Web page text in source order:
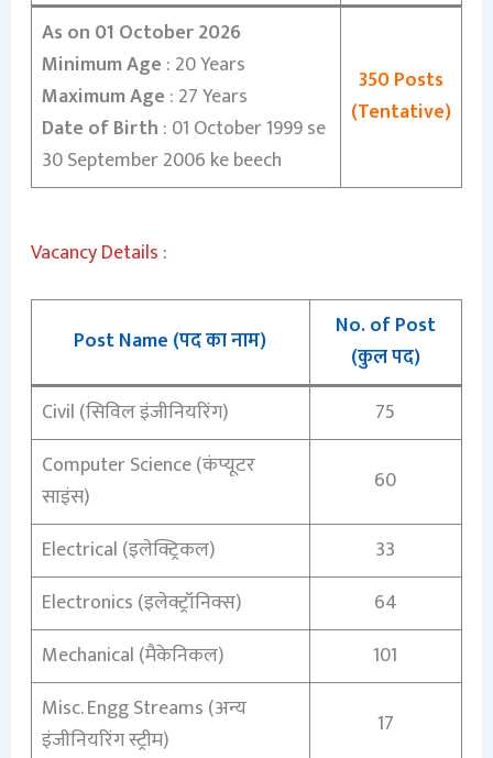
As on 01 October 2026
Minimum Age : 20 Years
Maximum Age : 27 Years
Date of Birth : 01 October 1999 se
30 September 2006 ke beech
350 Posts
(Tentative)
Vacancy Details :
Post Name (पद का नाम)
No. of Post
(कुल पद)
Civil (सिविल इंजीनियरिंग)
75
Computer Science (कंप्यूटर
साइंस)
60
Electrical (इलेक्ट्रिकल)
33
Electronics (इलेक्ट्रॉनिक्स)
64
Mechanical (मैकेनिकल)
101
Misc. Engg Streams (अन्य
इंजीनियरिंग स्ट्रीम)
17